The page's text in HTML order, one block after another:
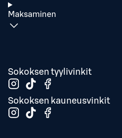
Maksaminen
Sokoksen tyylivinkit
Sokoksen kauneusvinkit